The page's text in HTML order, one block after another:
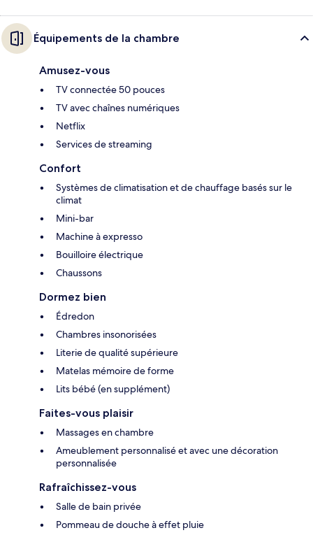
Équipements de la chambre
Amusez-vous
TV connectée 50 pouces
TV avec chaînes numériques
Netflix
Services de streaming
Confort
Systèmes de climatisation et de chauffage basés sur le
climat
Mini-bar
Machine à expresso
Bouilloire électrique
Chaussons
Dormez bien
Édredon
Chambres insonorisées
Literie de qualité supérieure
Matelas mémoire de forme
Lits bébé (en supplément)
Faites-vous plaisir
Massages en chambre
Ameublement personnalisé et avec une décoration
personnalisée
Rafraîchissez-vous
Salle de bain privée
Pommeau de douche à effet pluie